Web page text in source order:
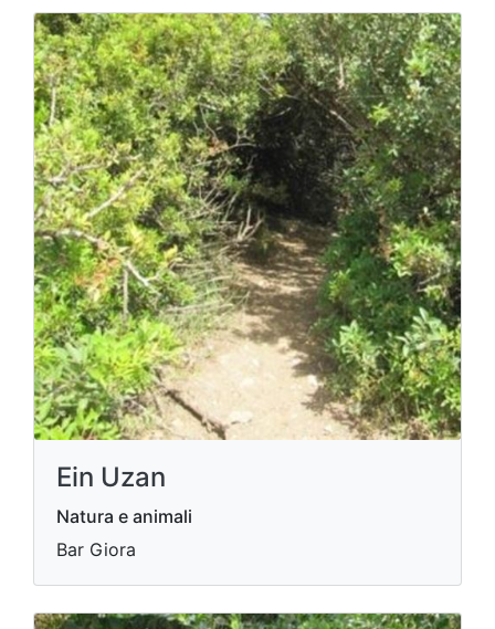
Ein Uzan
Natura e animali
Bar Giora